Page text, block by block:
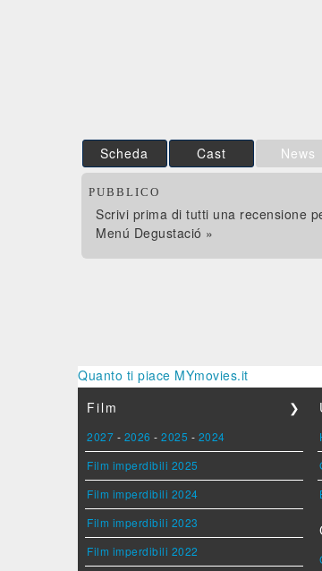
Scheda Cast News
PUBBLICO
Scrivi prima di tutti una recensione
Menú Degustació »
Quanto ti piace MYmovies.it
Film
❯
2027 - 2026 - 2025 - 2024
Film imperdibili 2025
Film imperdibili 2024
Film imperdibili 2023
Film imperdibili 2022